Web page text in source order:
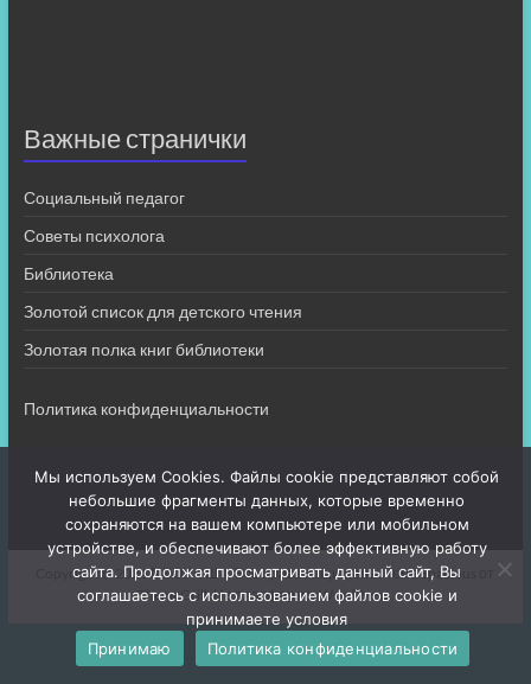
Важные странички
Социальный педагог
Советы психолога
Библиотека
Золотой список для детского чтения
Золотая полка книг библиотеки
Политика конфиденциальности
Copyright © 2026МБОУ СШ 4. Все права защищены. ТемаSpacious
ThemeGrill. На платформе:WordPress.
Мы используем Cookies. Файлы cookie представляют собой
небольшие фрагменты данных, которые временно
сохраняются на вашем компьютере или мобильном
устройстве, и обеспечивают более эффективную работу
сайта. Продолжая просматривать данный сайт, Вы
соглашаетесь с использованием файлов cookie и
принимаете условия
Принимаю
Политика конфиденциальности